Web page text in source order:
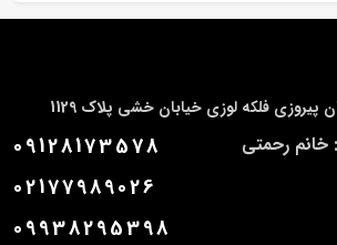
پیروزی فلکه لوزی خیابان خشی پلاک 1129
رحمتی 09128173578
02177989026
09938295398